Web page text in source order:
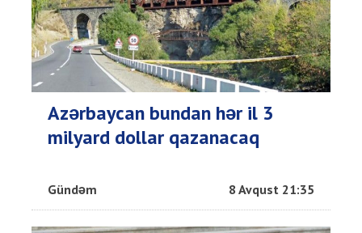
Azərbaycan bundan hər il 3
milyard dollar qazanacaq
Gündəm 8 Avqust 21:35